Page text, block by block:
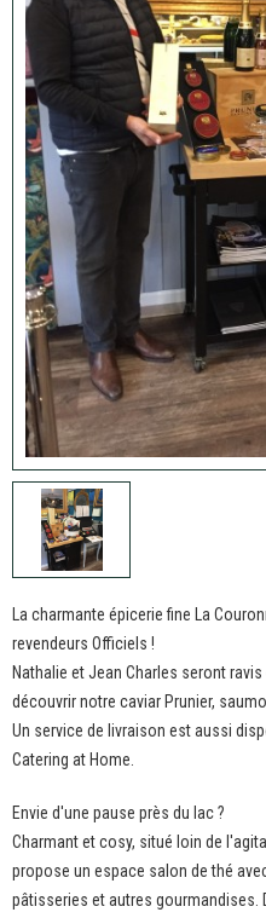
La charmante épicerie fine La
revendeurs Officiels !
Nathalie et Jean Charles seront
découvrir notre caviar Prunier,
Un service de livraison est aussi
Catering at Home.
Envie d'une pause près du lac ?
Charmant et cosy, situé loin de
propose un espace salon de thé
pâtisseries et autres gourmandises.